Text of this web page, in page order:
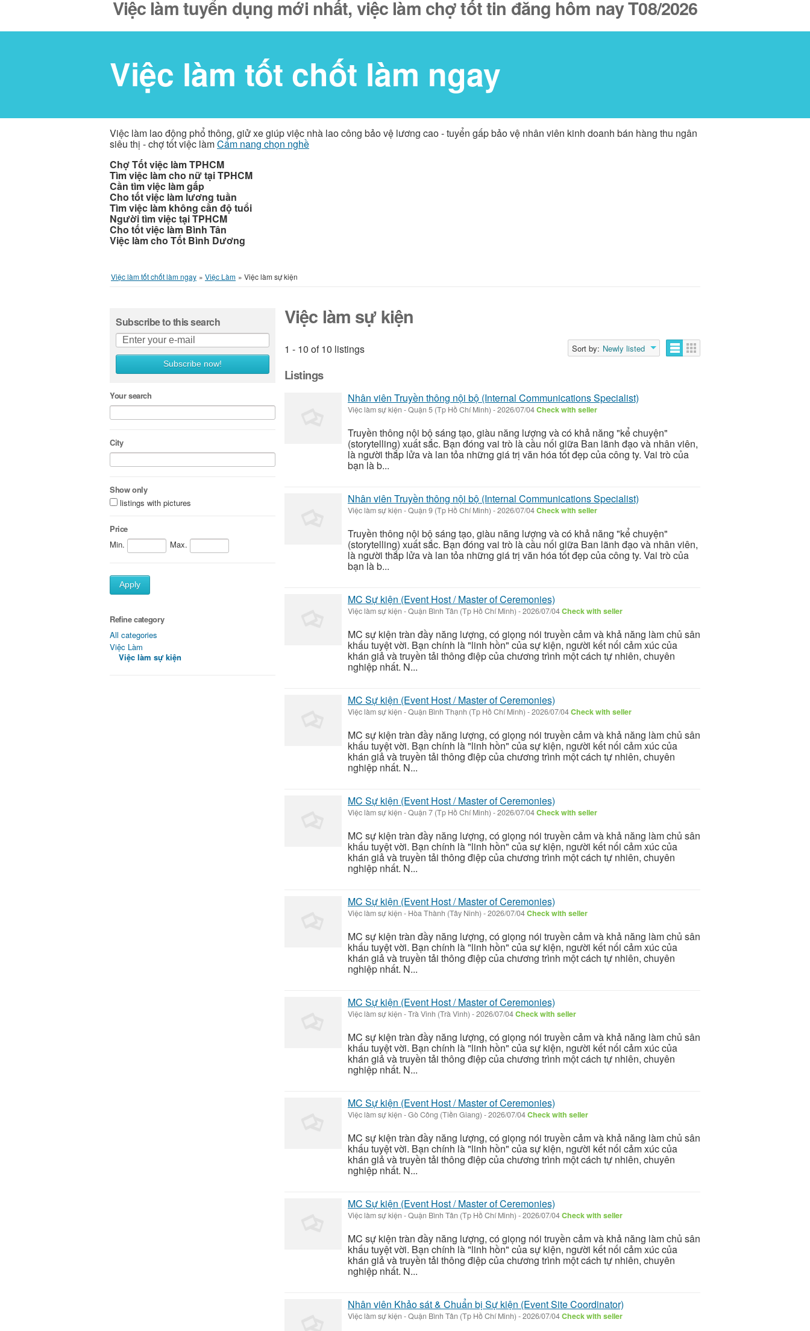
Việc làm tuyển dụng mới nhất, việc làm chợ tốt tin đăng hôm nay T08/2026
Việc làm tốt chốt làm ngay
Việc làm lao động phổ thông, giử xe giúp việc nhà lao công bảo vệ lương cao - tuyển gấp bảo vệ nhân viên kinh doanh bán hàng thu ngân
siêu thị - chợ tốt việc làmCẩm nang chọn nghề
Chợ Tốt việc làm TPHCM
Tìm việc làm cho nữ tại TPHCM
Cần tìm việc làm gấp
Cho tốt việc làm lương tuần
Tìm việc làm không cần độ tuổi
Người tìm việc tại TPHCM
Cho tốt việc làm Bình Tân
Việc làm cho Tốt Bình Dương
Việc làm tốt chốt làm ngay » Việc Làm » Việc làm sự kiện
Subscribe to this search
Subscribe now!
Your search
City
Show only
listings with pictures
Price
Min.
Max.
Apply
Refine category
All categories
Việc Làm
Việc làm sự kiện
Việc làm sự kiện
1 - 10 of 10 listings Sort by: Newly listed
Listings
Nhân viên Truyền thông nội bộ (Internal Communications Specialist)
Việc làm sự kiện -Quận 5 (Tp Hồ Chí Minh) -2026/07/04Check with seller
Truyền thông nội bộ sáng tạo, giàu năng lượng và có khả năng "kể chuyện"
(storytelling) xuất sắc. Bạn đóng vai trò là cầu nối giữa Ban lãnh đạo và nhân viên,
là người thắp lửa và lan tỏa những giá trị văn hóa tốt đẹp của công ty. Vai trò của
bạn là b...
Nhân viên Truyền thông nội bộ (Internal Communications Specialist)
Việc làm sự kiện -Quận 9 (Tp Hồ Chí Minh) -2026/07/04Check with seller
Truyền thông nội bộ sáng tạo, giàu năng lượng và có khả năng "kể chuyện"
(storytelling) xuất sắc. Bạn đóng vai trò là cầu nối giữa Ban lãnh đạo và nhân viên,
là người thắp lửa và lan tỏa những giá trị văn hóa tốt đẹp của công ty. Vai trò của
bạn là b...
MC Sự kiện (Event Host / Master of Ceremonies)
Việc làm sự kiện -Quận Bình Tân (Tp Hồ Chí Minh) -2026/07/04Check with seller
MC sự kiện tràn đầy năng lượng, có giọng nói truyền cảm và khả năng làm chủ sân
khấu tuyệt vời. Bạn chính là "linh hồn" của sự kiện, người kết nối cảm xúc của
khán giả và truyền tải thông điệp của chương trình một cách tự nhiên, chuyên
nghiệp nhất. N...
MC Sự kiện (Event Host / Master of Ceremonies)
Việc làm sự kiện -Quận Bình Thạnh (Tp Hồ Chí Minh) -2026/07/04Check with seller
MC sự kiện tràn đầy năng lượng, có giọng nói truyền cảm và khả năng làm chủ sân
khấu tuyệt vời. Bạn chính là "linh hồn" của sự kiện, người kết nối cảm xúc của
khán giả và truyền tải thông điệp của chương trình một cách tự nhiên, chuyên
nghiệp nhất. N...
MC Sự kiện (Event Host / Master of Ceremonies)
Việc làm sự kiện -Quận 7 (Tp Hồ Chí Minh) -2026/07/04Check with seller
MC sự kiện tràn đầy năng lượng, có giọng nói truyền cảm và khả năng làm chủ sân
khấu tuyệt vời. Bạn chính là "linh hồn" của sự kiện, người kết nối cảm xúc của
khán giả và truyền tải thông điệp của chương trình một cách tự nhiên, chuyên
nghiệp nhất. N...
MC Sự kiện (Event Host / Master of Ceremonies)
Việc làm sự kiện - Hòa Thành (Tây Ninh) -2026/07/04Check with seller
MC sự kiện tràn đầy năng lượng, có giọng nói truyền cảm và khả năng làm chủ sân
khấu tuyệt vời. Bạn chính là "linh hồn" của sự kiện, người kết nối cảm xúc của
khán giả và truyền tải thông điệp của chương trình một cách tự nhiên, chuyên
nghiệp nhất. N...
MC Sự kiện (Event Host / Master of Ceremonies)
Việc làm sự kiện -Trà Vinh (Trà Vinh) -2026/07/04Check with seller
MC sự kiện tràn đầy năng lượng, có giọng nói truyền cảm và khả năng làm chủ sân
khấu tuyệt vời. Bạn chính là "linh hồn" của sự kiện, người kết nối cảm xúc của
khán giả và truyền tải thông điệp của chương trình một cách tự nhiên, chuyên
nghiệp nhất. N...
MC Sự kiện (Event Host / Master of Ceremonies)
Việc làm sự kiện -Gò Công (Tiền Giang) -2026/07/04Check with seller
MC sự kiện tràn đầy năng lượng, có giọng nói truyền cảm và khả năng làm chủ sân
khấu tuyệt vời. Bạn chính là "linh hồn" của sự kiện, người kết nối cảm xúc của
khán giả và truyền tải thông điệp của chương trình một cách tự nhiên, chuyên
nghiệp nhất. N...
MC Sự kiện (Event Host / Master of Ceremonies)
Việc làm sự kiện -Quận Bình Tân (Tp Hồ Chí Minh) -2026/07/04Check with seller
MC sự kiện tràn đầy năng lượng, có giọng nói truyền cảm và khả năng làm chủ sân
khấu tuyệt vời. Bạn chính là "linh hồn" của sự kiện, người kết nối cảm xúc của
khán giả và truyền tải thông điệp của chương trình một cách tự nhiên, chuyên
nghiệp nhất. N...
Nhân viên Khảo sát & Chuẩn bị Sự kiện (Event Site Coordinator)
Việc làm sự kiện -Quận Bình Tân (Tp Hồ Chí Minh) -2026/07/04Check with seller